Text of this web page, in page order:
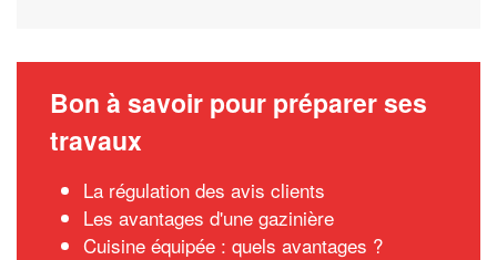
Bon à savoir pour préparer ses
travaux
La régulation des avis clients
Les avantages d'une gazinière
Cuisine équipée : quels avantages ?